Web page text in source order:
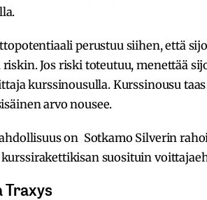
perustuu siihen, että
Jos riski toteutuu, menettää
kurssinousulla. Kurssinousu
arvo nousee.
on Sotkamo Silverin
suosituin
Traxys